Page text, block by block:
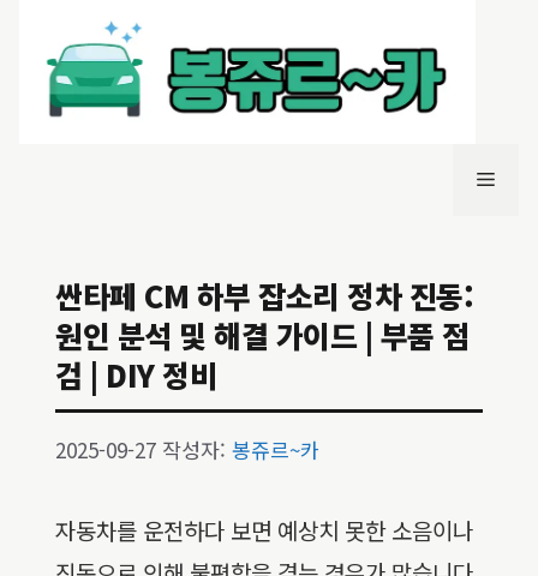
메
싼타페 CM 하부 잡소리 정차 진동:
원인 분석 및 해결 가이드 | 부품 점
검 | DIY 정비
2025-09-27 작성자: 봉쥬르~카
자동차를 운전하다 보면 예상치 못한 소음이나